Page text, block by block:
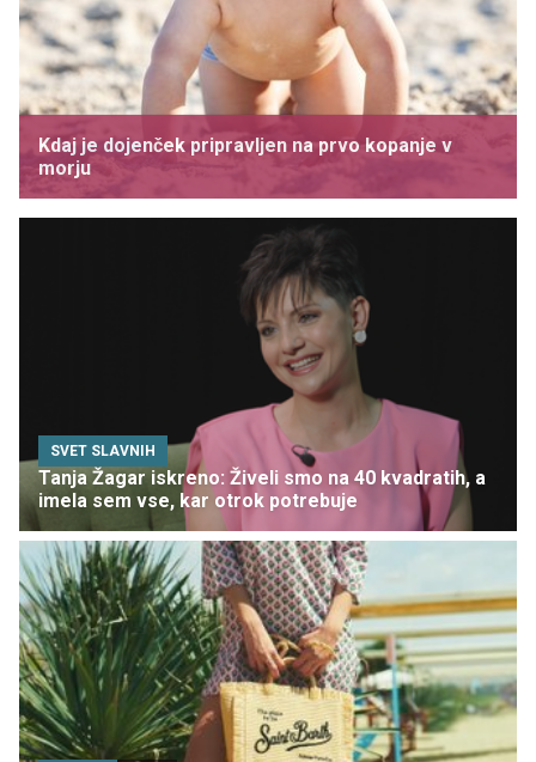
Kdaj je dojenček pripravljen na prvo kopanje v
morju
SVET SLAVNIH
Tanja Žagar iskreno: Živeli smo na 40 kvadratih, a
imela sem vse, kar otrok potrebuje